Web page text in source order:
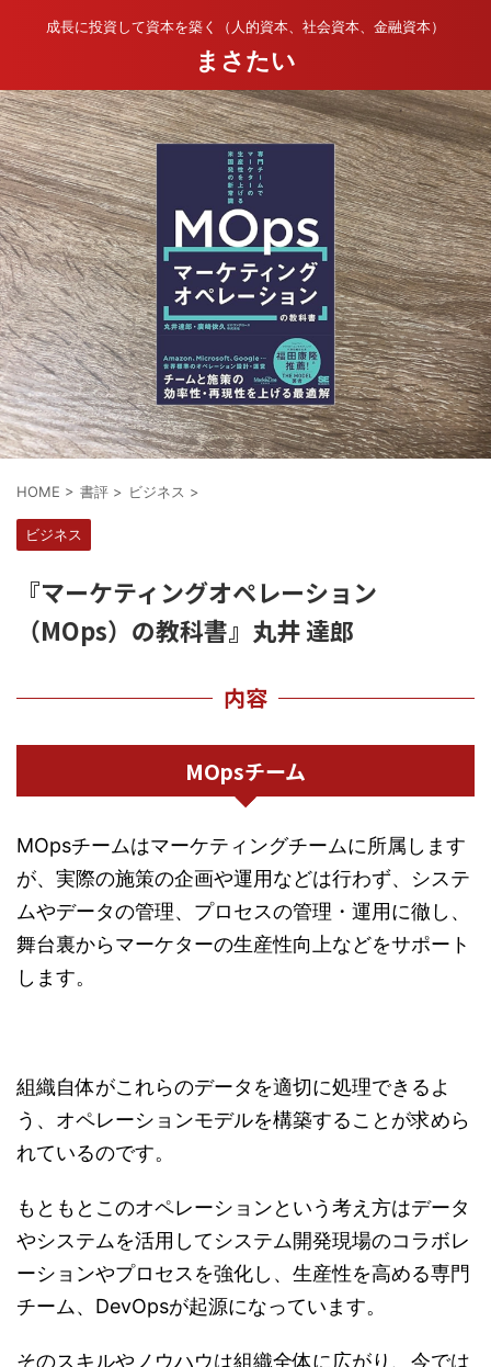
成長に投資して資本を築く（人的資本、社会資本、金融資本）
まさたい
HOME > 書評 > ビジネス >
ビジネス
『マーケティングオペレーション
（MOps）の教科書』丸井 達郎
内容
MOpsチーム
MOpsチームはマーケティングチームに所属します
が、実際の施策の企画や運用などは行わず、システ
ムやデータの管理、プロセスの管理・運用に徹し、
舞台裏からマーケターの生産性向上などをサポート
します。
組織自体がこれらのデータを適切に処理できるよ
う、オペレーションモデルを構築することが求めら
れているのです。
もともとこのオペレーションという考え方はデータ
やシステムを活用してシステム開発現場のコラボレ
ーションやプロセスを強化し、生産性を高める専門
チーム、DevOpsが起源になっています。
そのスキルやノウハウは組織全体に広がり、今では